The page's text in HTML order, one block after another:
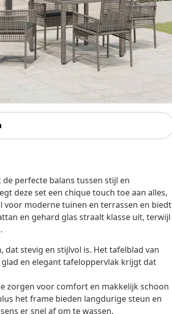
perfecte balans tussen stijl en
deze set een chique touch toe aan alles,
moderne tuinen en terrassen en biedt
en gehard glas straalt klasse uit, terwijl
stevig en stijlvol is. Het tafelblad van
en elegant tafeloppervlak krijgt dat
zorgen voor comfort en makkelijk schoon
het frame bieden langdurige steun en
er snel af om te wassen.